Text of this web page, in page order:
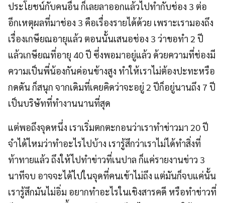
ประโยชน์กับคนอื่น ก็เลยลาออกแล้วไปทำกับช่อง 3 ต่อ
อีกเหตุผลที่มาช่อง 3 คือเรื่องรายได้ด้วย เพราะเรามองถึง
เรื่องเกษียณอายุแล้ว ตอนนั้นเสนอช่อง 3 ว่าขอทำ 2 ปี
แล้วเกษียณที่อายุ 40 ปี ซึ่งพอมาอยู่แล้ว ด้วยความที่ช่องมี
ความเป็นพี่น้องกันค่อนข้างสูง ทำให้เราไม่ต้องปะทะหรือ
กดดัน ก็สนุก จากเดิมที่เคยคิดว่าจะอยู่ 2 ปีก็อยู่นานถึง 7 ปี
เป็นบริษัทที่ทำงานนานที่สุด
แต่พอถึงจุดหนึ่ง เราเริ่มตกตะกอนว่าเราทำข่าวมา 20 ปี
จำได้ไหมว่าทำอะไรไปบ้าง เรารู้สึกว่าเราไม่ได้ทำสิ่งที่
ท้าทายแล้ว ถึงให้ไปทำข่าวที่เนปาล ก็แค่รายงานข่าว 3
นาทีจบ อาจจะได้ไปในจุดที่คนเข้าไม่ถึง แต่มันก็จบแค่นั้น
เรารู้สึกมันไม่อิ่ม อยากทำอะไรในเชิงสารคดี หรือทำข่าวที่